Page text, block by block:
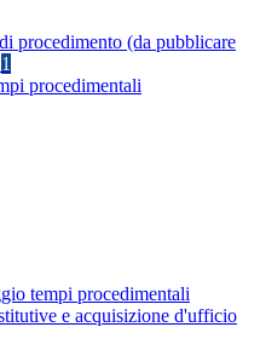
procedimento (da pubblicare
1
procedimentali
tempi procedimentali
e acquisizione d'ufficio